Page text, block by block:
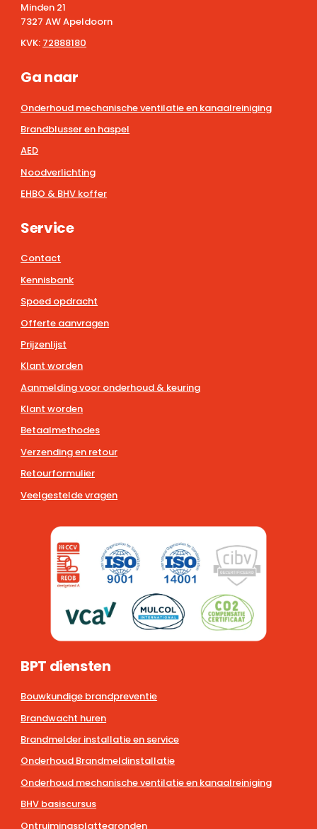
Minden 21
7327 AW Apeldoorn
KVK: 72888180
Ga naar
Onderhoud mechanische ventilatie en kanaalreiniging
Brandblusser en haspel
AED
Noodverlichting
EHBO & BHV koffer
Service
Contact
Kennisbank
Spoed opdracht
Offerte aanvragen
Prijzenlijst
Klant worden
Aanmelding voor onderhoud & keuring
Klant worden
Betaalmethodes
Verzending en retour
Retourformulier
Veelgestelde vragen
BPT diensten
Bouwkundige brandpreventie
Brandwacht huren
Brandmelder installatie en service
Onderhoud Brandmeldinstallatie
Onderhoud mechanische ventilatie en kanaalreiniging
BHV basiscursus
Ontruimingsplattegronden